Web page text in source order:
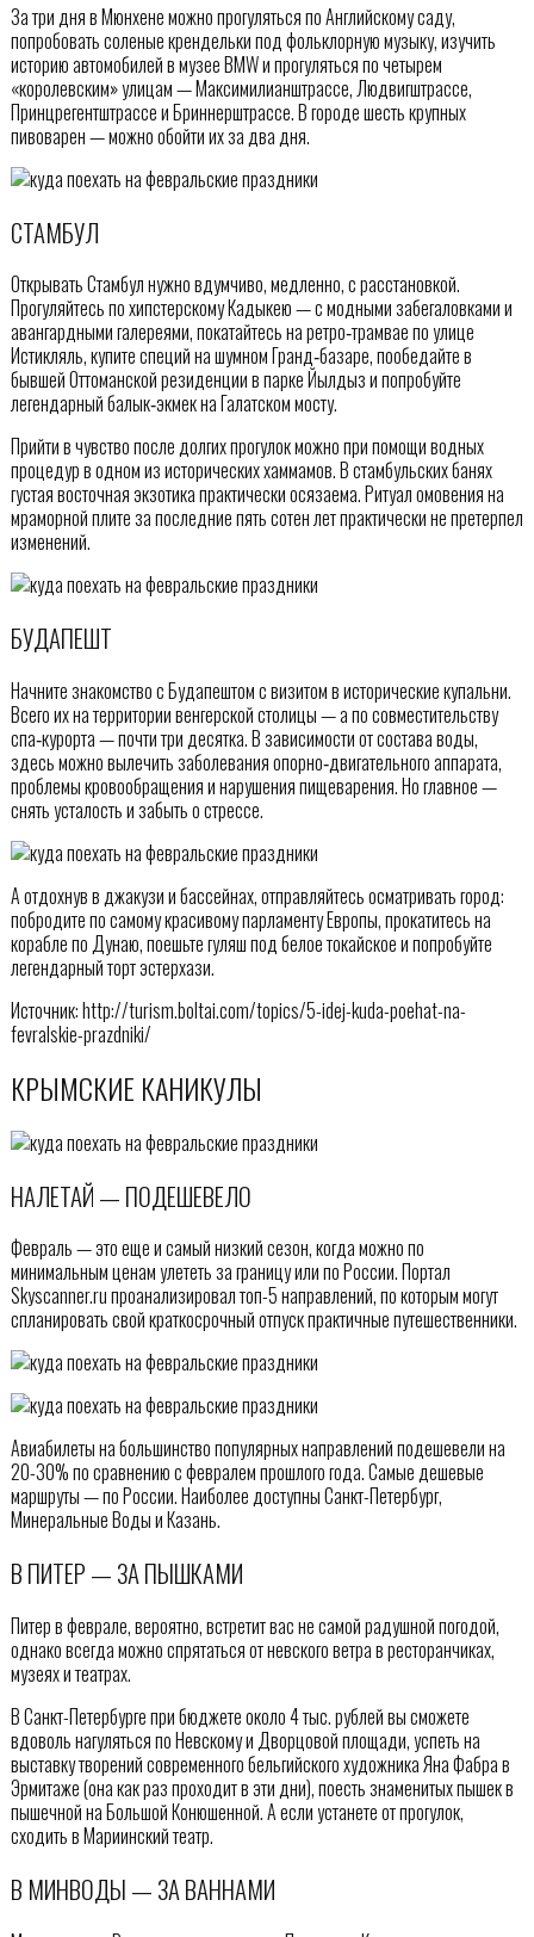
За три дня в Мюнхене можно прогуляться по Английскому саду,
попробовать соленые крендельки под фольклорную музыку, изучить
историю автомобилей в музее BMW и прогуляться по четырем
«королевским» улицам — Максимилианштрассе, Людвигштрассе,
Принцрегентштрассе и Бриннерштрассе. В городе шесть крупных
пивоварен — можно обойти их за два дня.
СТАМБУЛ
Открывать Стамбул нужно вдумчиво, медленно, с расстановкой.
Прогуляйтесь по хипстерскому Кадыкею — с модными забегаловками и
авангардными галереями, покатайтесь на ретро‑трамвае по улице
Истикляль, купите специй на шумном Гранд‑базаре, пообедайте в
бывшей Оттоманской резиденции в парке Йылдыз и попробуйте
легендарный балык‑экмек на Галатском мосту.
Прийти в чувство после долгих прогулок можно при помощи водных
процедур в одном из исторических хаммамов. В стамбульских банях
густая восточная экзотика практически осязаема. Ритуал омовения на
мраморной плите за последние пять сотен лет практически не претерпел
изменений.
БУДАПЕШТ
Начните знакомство с Будапештом с визитом в исторические купальни.
Всего их на территории венгерской столицы — а по совместительству
спа‑курорта — почти три десятка. В зависимости от состава воды,
здесь можно вылечить заболевания опорно‑двигательного аппарата,
проблемы кровообращения и нарушения пищеварения. Но главное —
снять усталость и забыть о стрессе.
А отдохнув в джакузи и бассейнах, отправляйтесь осматривать город:
побродите по самому красивому парламенту Европы, прокатитесь на
корабле по Дунаю, поешьте гуляш под белое токайское и попробуйте
легендарный торт эстерхази.
Источник: http://turism.boltai.com/topics/5-idej-kuda-poehat-na-
fevralskie-prazdniki/
КРЫМСКИЕ КАНИКУЛЫ
НАЛЕТАЙ — ПОДЕШЕВЕЛО
Февраль — это еще и самый низкий сезон, когда можно по
минимальным ценам улететь за границу или по России. Портал
Skyscanner.ru проанализировал топ-5 направлений, по которым могут
спланировать свой краткосрочный отпуск практичные путешественники.
Авиабилеты на большинство популярных направлений подешевели на
20-30% по сравнению с февралем прошлого года. Самые дешевые
маршруты — по России. Наиболее доступны Санкт-Петербург,
Минеральные Воды и Казань.
В ПИТЕР — ЗА ПЫШКАМИ
Питер в феврале, вероятно, встретит вас не самой радушной погодой,
однако всегда можно спрятаться от невского ветра в ресторанчиках,
музеях и театрах.
В Санкт-Петербурге при бюджете около 4 тыс. рублей вы сможете
вдоволь нагуляться по Невскому и Дворцовой площади, успеть на
выставку творений современного бельгийского художника Яна Фабра в
Эрмитаже (она как раз проходит в эти дни), поесть знаменитых пышек в
пышечной на Большой Конюшенной. А если устанете от прогулок,
сходить в Мариинский театр.
В МИНВОДЫ — ЗА ВАННАМИ